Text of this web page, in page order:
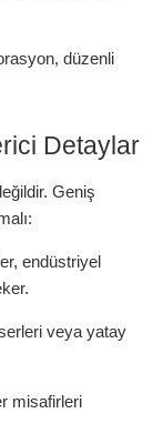
düzenli
Detaylar
Geniş
endüstriyel
veya yatay
misafirleri